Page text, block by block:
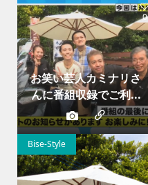
お笑い芸人カミナリさ
んに番組収録でご利...
0
Bise-Style